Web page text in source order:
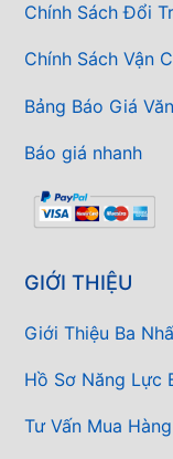
Chính Sách Đổi
Chính Sách Vận
Bảng Báo Giá
Báo giá nhanh
GIỚI THIỆU
Giới Thiệu Ba
Hồ Sơ Năng Lực
Tư Vấn Mua Hàng